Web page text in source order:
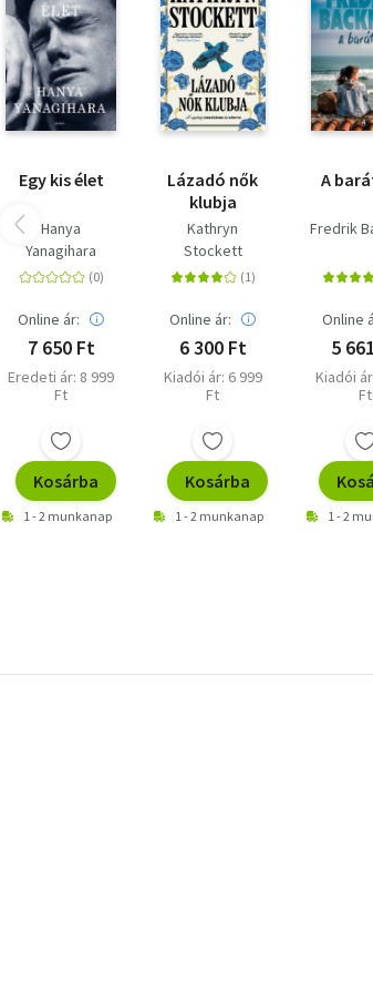
Éld át, és vidd magaddal a szárnyalását!
"Tökéletes egyensúly fikció és történelem között."
- Sarah Felbin, POPSUGAR
Mélyedj el! Kapcsolj ki! Légy jelen!
Felnőtteknek ajánljuk!
Egy kis élet
Hanya
Yanagihara
Online ár:
7 650 Ft
Eredeti ár: 8 999
Ft
Kosárba
1 - 2 munkanap
Lázadó nők
klubja
Kathryn
Stockett
Online ár:
6 300 Ft
Kiadói ár: 6 999
Ft
Kosárba
1 - 2 munkanap
A
Fredrik
Online
5
Kiadói
Ft
1 - 2